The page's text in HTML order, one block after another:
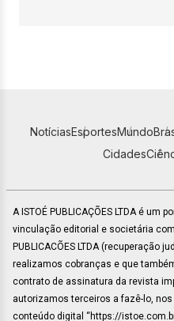
NotíciasEsportesMundo
Cidades
A ISTOÉ PUBLICAÇÕES LTDA é um
vinculação editorial e societária com
PUBLICACÕES LTDA (recuperação
realizamos cobranças e que
contrato de assinatura da revista
autorizamos terceiros a fazê-lo,
conteúdo digital “https://